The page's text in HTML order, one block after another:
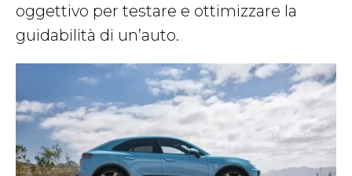
oggettivo per testare e ottimizzare la
guidabilità di un’auto.